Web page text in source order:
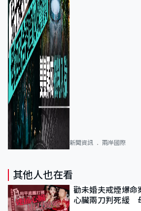
新聞資訊 兩岸國際
其他人也在看
勸未婚夫戒煙爆
心臟兩刀判死緩